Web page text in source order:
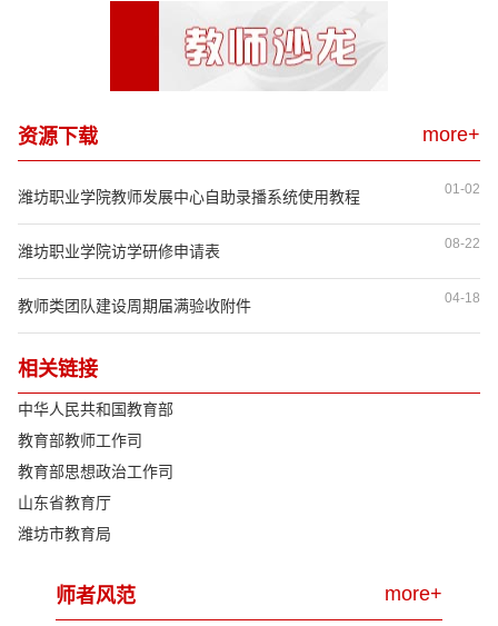
资源下载 more+
01-02
潍坊职业学院教师发展中心自助录播系统使用教程
08-22
潍坊职业学院访学研修申请表
04-18
教师类团队建设周期届满验收附件
相关链接
中华人民共和国教育部
教育部教师工作司
教育部思想政治工作司
山东省教育厅
潍坊市教育局
师者风范 more+